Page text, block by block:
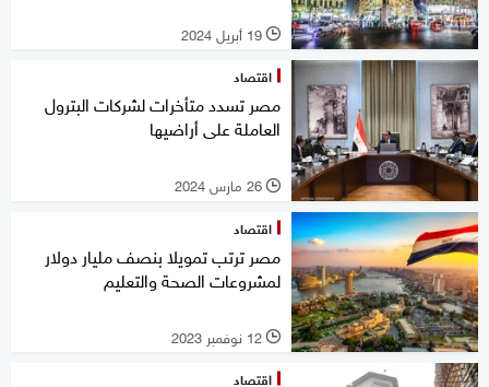
l 19 أبريل 2024
اقتصاد
مصر تسدد متأخرات لشركات البترول
العاملة على أراضيها
l 26 مارس 2024
اقتصاد
مصر ترتب تمويلا بنصف مليار دولار
لمشروعات الصحة والتعليم
l 12 نوفمبر 2023
اقتصاد